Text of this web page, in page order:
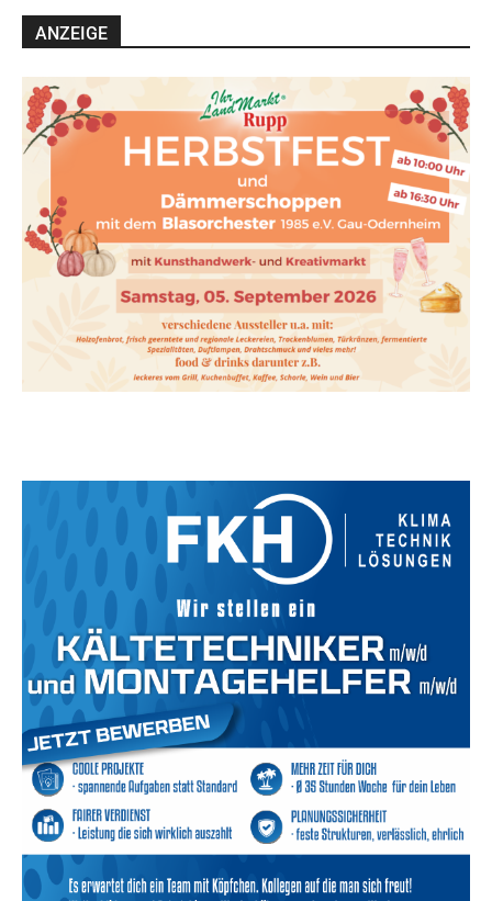
ANZEIGE